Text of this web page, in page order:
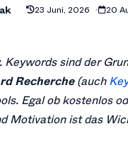
23 Juni, 2026 20
sind der
Recherche(auch
Egal ob kostenlos
Motivation ist das